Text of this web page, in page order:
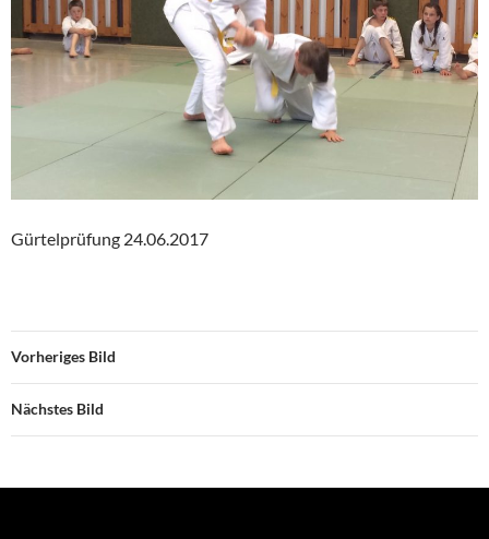
Gürtelprüfung 24.06.2017
Vorheriges Bild
Nächstes Bild